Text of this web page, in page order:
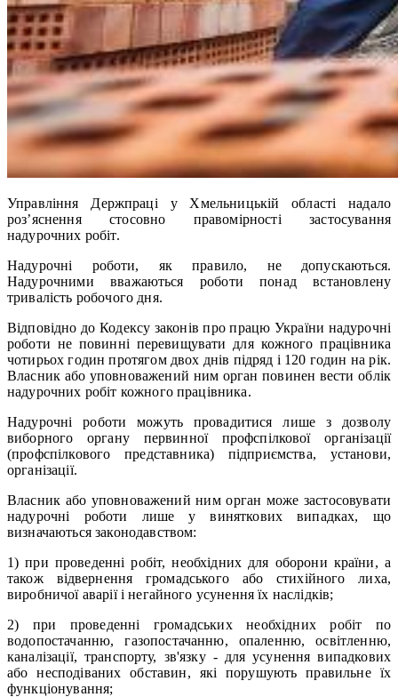
Управління Держпраці у Хмельницькій області надало
роз’яснення стосовно правомірності застосування
надурочних робіт.
Надурочні роботи, як правило, не допускаються.
Надурочними вважаються роботи понад встановлену
тривалість робочого дня.
Відповідно до Кодексу законів про працю України надурочні
роботи не повинні перевищувати для кожного працівника
чотирьох годин протягом двох днів підряд і 120 годин на рік.
Власник або уповноважений ним орган повинен вести облік
надурочних робіт кожного працівника.
Надурочні роботи можуть провадитися лише з дозволу
виборного органу первинної профспілкової організації
(профспілкового представника) підприємства, установи,
організації.
Власник або уповноважений ним орган може застосовувати
надурочні роботи лише у виняткових випадках, що
визначаються законодавством:
1) при проведенні робіт, необхідних для оборони країни, а
також відвернення громадського або стихійного лиха,
виробничої аварії і негайного усунення їх наслідків;
2) при проведенні громадських необхідних робіт по
водопостачанню, газопостачанню, опаленню, освітленню,
каналізації, транспорту, зв'язку - для усунення випадкових
або несподіваних обставин, які порушують правильне їх
функціонування;